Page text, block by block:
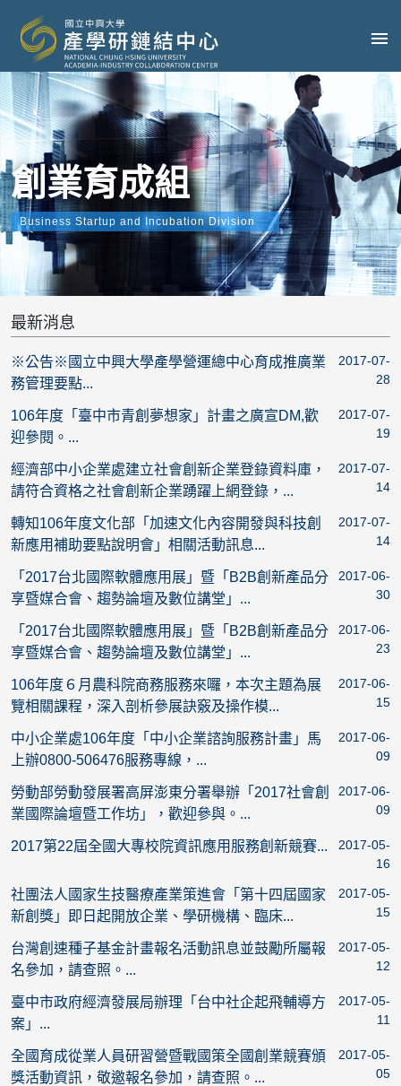
創業育成組
Business Startup and Incubation Division
最新消息
※公告※國立中興大學產學營運總中心育成推廣業
務管理要點...
2017-07-
28
106年度「臺中市青創夢想家」計畫之廣宣DM,歡
迎參閱。...
2017-07-
19
經濟部中小企業處建立社會創新企業登錄資料庫，
請符合資格之社會創新企業踴躍上網登錄，...
2017-07-
14
轉知106年度文化部「加速文化內容開發與科技創
新應用補助要點說明會」相關活動訊息...
2017-07-
14
「2017台北國際軟體應用展」暨「B2B創新產品分
享暨媒合會、趨勢論壇及數位講堂」...
2017-06-
30
「2017台北國際軟體應用展」暨「B2B創新產品分
享暨媒合會、趨勢論壇及數位講堂」...
2017-06-
23
106年度６月農科院商務服務來囉，本次主題為展
覽相關課程，深入剖析參展訣竅及操作模...
2017-06-
15
中小企業處106年度「中小企業諮詢服務計畫」馬
上辦0800-506476服務專線，...
2017-06-
09
勞動部勞動發展署高屏澎東分署舉辦「2017社會創
業國際論壇暨工作坊」，歡迎參與。...
2017-06-
09
2017第22屆全國大專校院資訊應用服務創新競賽...
2017-05-
16
社團法人國家生技醫療產業策進會「第十四屆國家
新創獎」即日起開放企業、學研機構、臨床...
2017-05-
15
台灣創速種子基金計畫報名活動訊息並鼓勵所屬報
名參加，請查照。...
2017-05-
12
臺中市政府經濟發展局辦理「台中社企起飛輔導方
案」...
2017-05-
11
全國育成從業人員研習營暨戰國策全國創業競賽頒
獎活動資訊，敬邀報名參加，請查照。...
2017-05-
05